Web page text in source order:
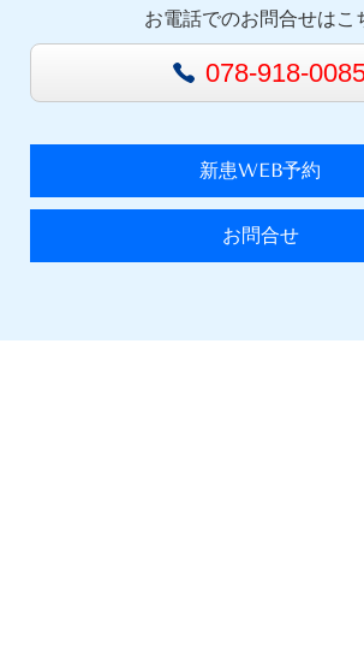
お電話でのお問合せはこ
078-918-
新患WEB予約
お問合せ